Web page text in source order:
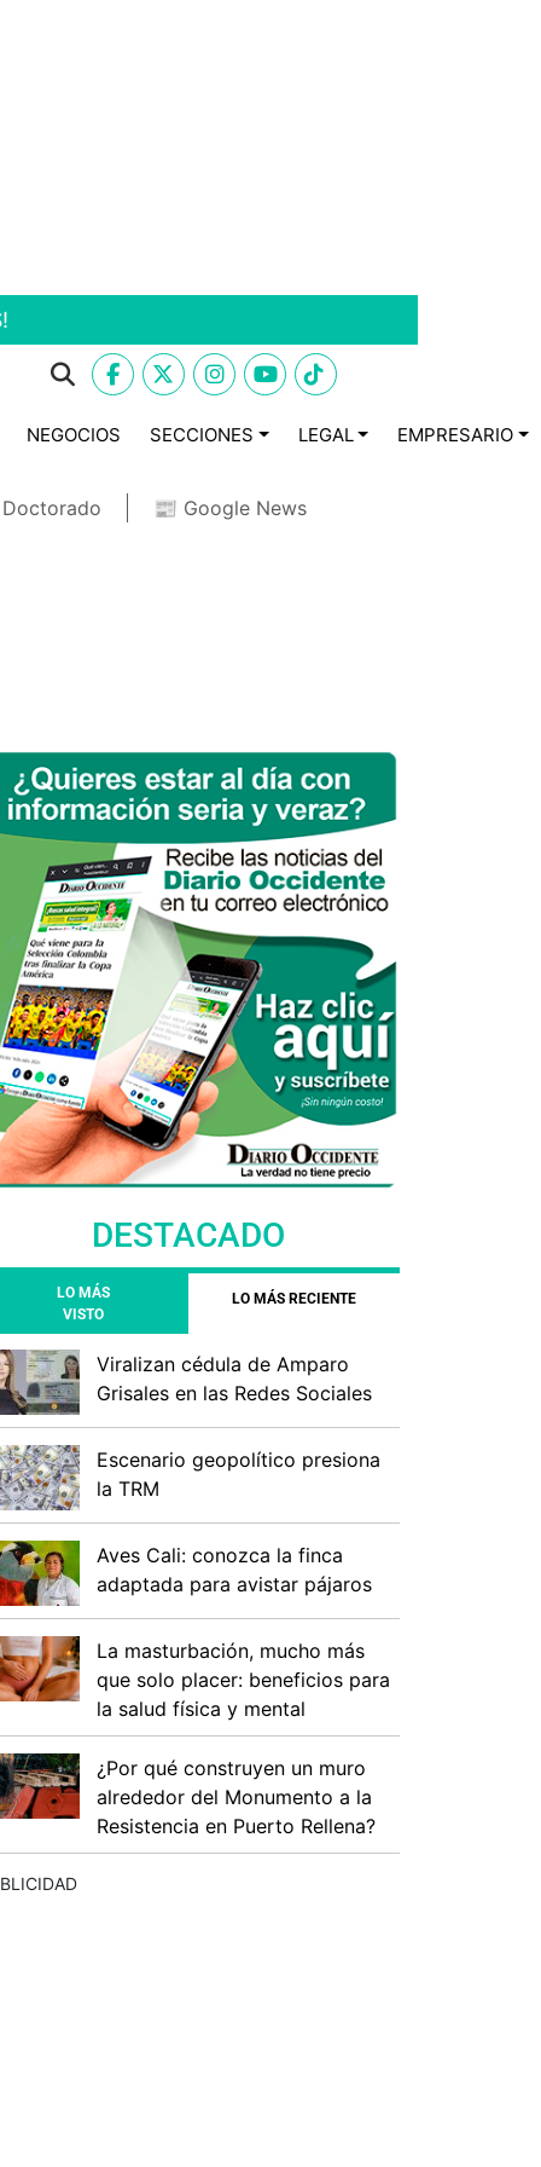
NEGOCIOS SECCIONES LEGAL EMPRESARIO
📰 Google News
DESTACADO
LO MÁS
VISTO
LO MÁS RECIENTE
Viralizan cédula de Amparo
Grisales en las Redes Sociales
Escenario geopolítico presiona
la TRM
Aves Cali: conozca la finca
adaptada para avistar pájaros
La masturbación, mucho más
que solo placer: beneficios para
la salud física y mental
¿Por qué construyen un muro
alrededor del Monumento a la
Resistencia en Puerto Rellena?